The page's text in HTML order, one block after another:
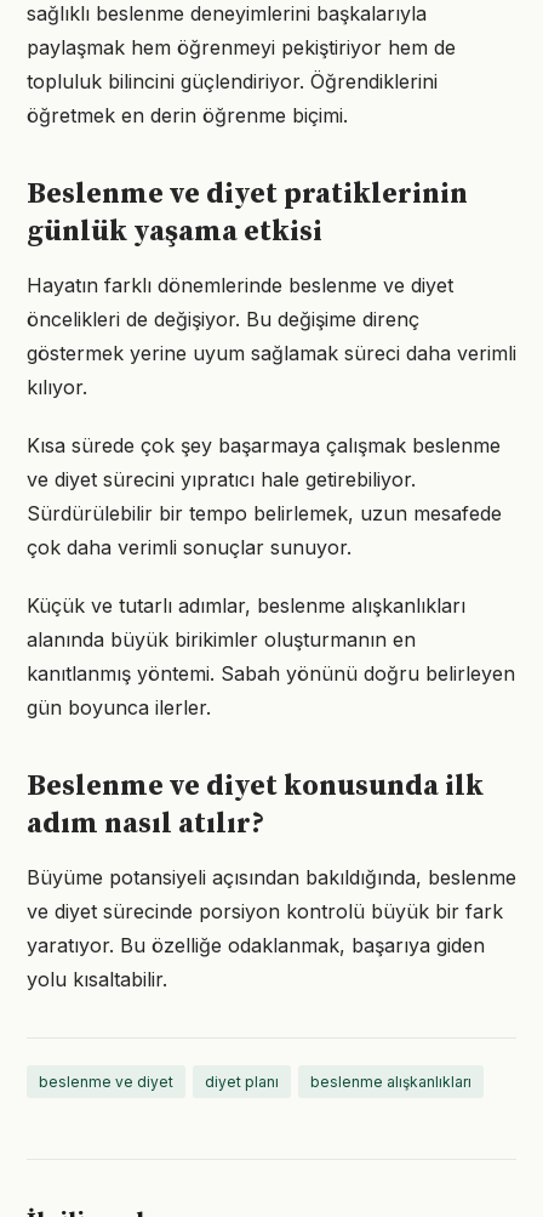
sağlıklı beslenme deneyimlerini başkalarıyla
paylaşmak hem öğrenmeyi pekiştiriyor hem de
topluluk bilincini güçlendiriyor. Öğrendiklerini
öğretmek en derin öğrenme biçimi.
Beslenme ve diyet pratiklerinin
günlük yaşama etkisi
Hayatın farklı dönemlerinde beslenme ve diyet
öncelikleri de değişiyor. Bu değişime direnç
göstermek yerine uyum sağlamak süreci daha verimli
kılıyor.
Kısa sürede çok şey başarmaya çalışmak beslenme
ve diyet sürecini yıpratıcı hale getirebiliyor.
Sürdürülebilir bir tempo belirlemek, uzun mesafede
çok daha verimli sonuçlar sunuyor.
Küçük ve tutarlı adımlar, beslenme alışkanlıkları
alanında büyük birikimler oluşturmanın en
kanıtlanmış yöntemi. Sabah yönünü doğru belirleyen
gün boyunca ilerler.
Beslenme ve diyet konusunda ilk
adım nasıl atılır?
Büyüme potansiyeli açısından bakıldığında, beslenme
ve diyet sürecinde porsiyon kontrolü büyük bir fark
yaratıyor. Bu özelliğe odaklanmak, başarıya giden
yolu kısaltabilir.
beslenme ve diyet diyet planı beslenme alışkanlıkları